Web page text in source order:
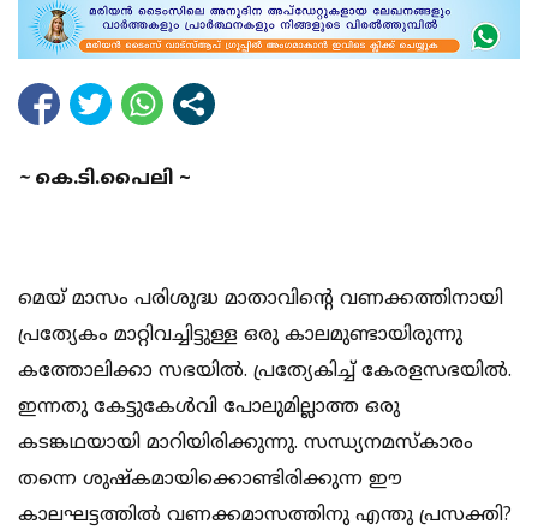
~കെ.ടി.പൈലി ~
മെയ് മാസം പരിശുദ്ധ മാതാവിന്റെ വണക്കത്തിനായി
പ്രത്യേകം മാറ്റിവച്ചിട്ടുള്ള ഒരു കാലമുണ്ടായിരുന്നു
കത്തോലിക്കാ സഭയില്‍. പ്രത്യേകിച്ച് കേരളസഭയില്‍.
ഇന്നതു കേട്ടുകേള്‍വി പോലുമില്ലാത്ത ഒരു
കടങ്കഥയായി മാറിയിരിക്കുന്നു. സന്ധ്യനമസ്‌കാരം
തന്നെ ശുഷ്‌കമായിക്കൊണ്ടിരിക്കുന്ന ഈ
കാലഘട്ടത്തില്‍ വണക്കമാസത്തിനു എന്തു പ്രസക്തി?